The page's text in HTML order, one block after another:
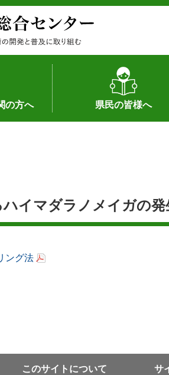
の方へ
特許）
品種）
対応
県民の皆様へ
作物や園芸に関する新技術
畜産に関する新技術
森林林業に関する新技術
病害虫に関する新技術
食品加工に関する新技術
水産に関する新技術
作物や園芸に関する豆知識
病害虫に関する豆知識
畜産に関する豆知識
水産に関する豆知識
バイテク・農業環境・機
食品加工に関する豆知識
森林林業に関する豆知識
ハイマダラノメイガの
ング法
このサイトについて サ